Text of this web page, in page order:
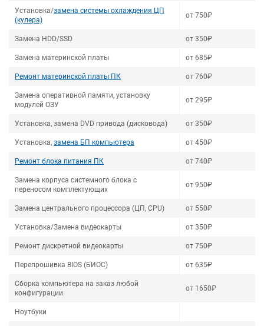
Установка/замена системы охлаждения ЦП
(кулера)
от 750₽
Замена HDD/SSD от 350₽
Замена материнской платы от 685₽
Ремонт материнской платы ПК от 760₽
Замена оперативной памяти, установку
модулей ОЗУ
от 295₽
Установка, замена DVD привода (дисковода) от 350₽
Установка, замена БП компьютера от 450₽
Ремонт блока питания ПК от 740₽
Замена корпуса системного блока с
переносом комплектующих
от 950₽
Замена центрального процессора (ЦП, CPU) от 550₽
Установка/Замена видеокарты от 350₽
Ремонт дискретной видеокарты от 750₽
Перепрошивка BIOS (БИОС) от 635₽
Сборка компьютера на заказ любой
конфигурации
от 1650₽
Ноутбуки